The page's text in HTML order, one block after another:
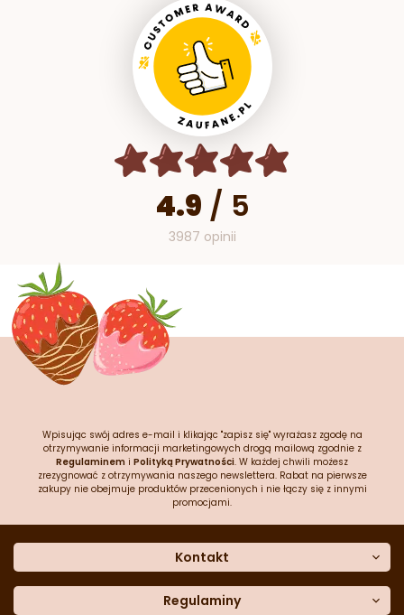
4.9 / 5
3987 opinii
Wpisując swój adres e-mail i klikając "zapisz się" wyrażasz zgodę na
otrzymywanie informacji marketingowych drogą mailową zgodnie z
Regulaminem i Polityką Prywatności. W każdej chwili możesz
zrezygnować z otrzymywania naszego newslettera. Rabat na pierwsze
zakupy nie obejmuje produktów przecenionych i nie łączy się z innymi
promocjami.
Kontakt
Dane kontaktowe
Regulaminy